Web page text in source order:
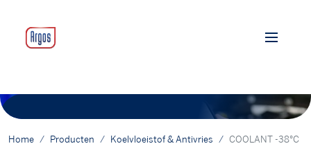
Home Producten Koelvloeistof & Antivries COOLANT -38°C